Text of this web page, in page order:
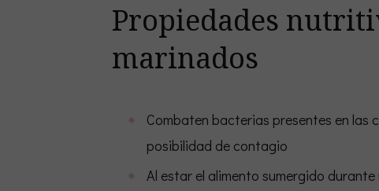
Propiedades
marinados
Combaten bacterias presentes en las
posibilidad de contagio
Al estar el alimento sumergido